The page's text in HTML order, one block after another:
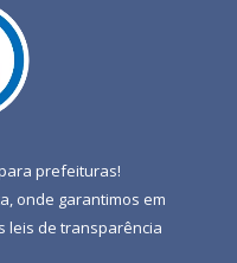
prefeituras!
onde garantimos em
leis de transparência